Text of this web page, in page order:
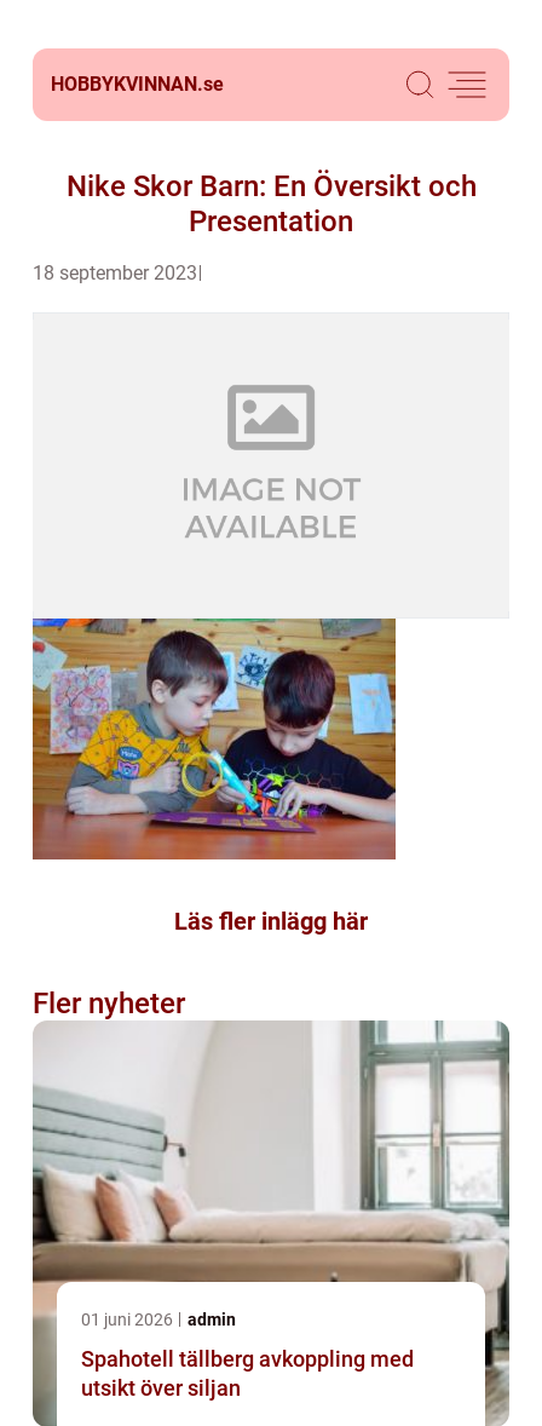
HOBBYKVINNAN.se
Nike Skor Barn: En Översikt och
Presentation
18 september 2023
Läs fler inlägg här
Fler nyheter
01 juni 2026 admin
Spahotell tällberg avkoppling med
utsikt över siljan